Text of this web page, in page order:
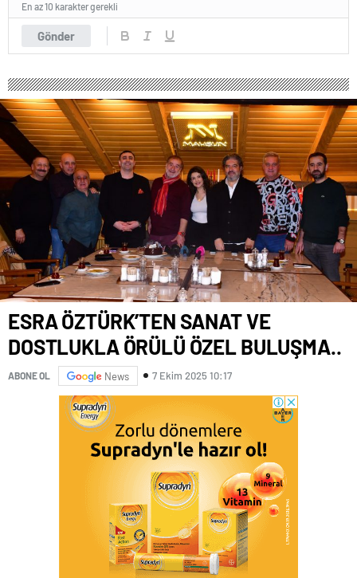
Gönder
En az 10 karakter gerekli
ESRA ÖZTÜRK’TEN SANAT VE
DOSTLUKLA ÖRÜLÜ ÖZEL BULUŞMA..
ABONE OL News 7 Ekim 2025 10:17